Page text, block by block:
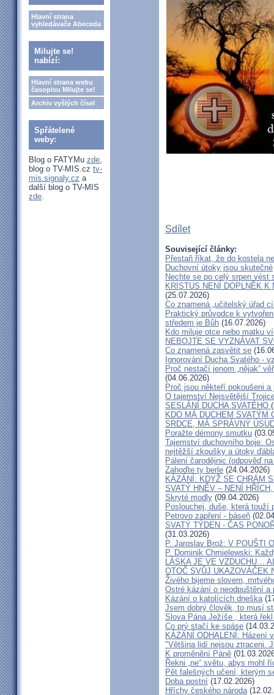
Hlavní strana
vyhledávače Abeceda
Milujte se!
nabízí:
Hlavní strana webu
časopisu Milujte se!
Archiv vyšlých čísel
Spřátelené
weby:
Blog o FATYMu zde,
blog o TV-MIS.cz tv-
mis.signaly.cz a
další blog o TV-MIS
zde.
Sdílet
Související články:
Přestaň říkat, že do kostela
Duchovní útoky jsou skutečné
Nechte se po celý srpen vést
KRISTUS NENÍ DOPLNĚK
(25.07.2026)
Co znamená „učitelský úřad
Praktický průvodce k
středem je Bůh (16.07.2026)
Kdo miluje otce nebo matku
NEBOJTE SE VYZNÁVAT
Co znamená zasvětit se
Ignorování Ducha Svatého -
Proč nestačí jenom „nějak“
(04.06.2026)
Proč jsou někteří pokoušeni a
O tajemství Nejsvětější
SESLÁNÍ DUCHA SVATÉHO
KDO MÁ DUCHEM SVATÝM
SRDCE, MÁ SPRÁVNÝ
Poražte démony smutku
Tajemství duchovního boje:
nejtěžší zkoušky a útoky
Pálení čarodějnic (odpověď
Zahoďte ty berle (24.04.2026)
KÁZÁNÍ: KDYŽ SE CHRÁM
SVATÝ HNĚV – NENÍ
Skryté modly (09.04.2026)
Poslouchej, duše, která touží
Petrovo zapření - báseň
SVATÝ TÝDEN - ČAS
(31.03.2026)
P. Jaroslav Brož: V POUŠTI
P. Dominik Chmielewski:
LÁSKA JE VE VZDUCHU…
OTOČ SVŮJ UKAZOVÁČEK
Živého bijeme slovem,
Ostré kázání o neodpuštění a
Kázání o katolících dneška
Jsem dobrý člověk, to musí
Slova Pána Ježíše , která
Co prý stačí ke spáse
KÁZÁNÍ ODHALENÍ: Házení
"Většina lidí nejsou ztraceni.
K proměnění Páně
Řekni „ne“ světu, abys mohl
Pět falešných učení, kterým
Doba postní (17.02.2026)
Hříchy českého národa